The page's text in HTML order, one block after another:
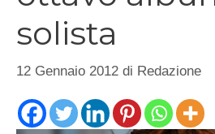
solista
12 Gennaio 2012 di Redazione